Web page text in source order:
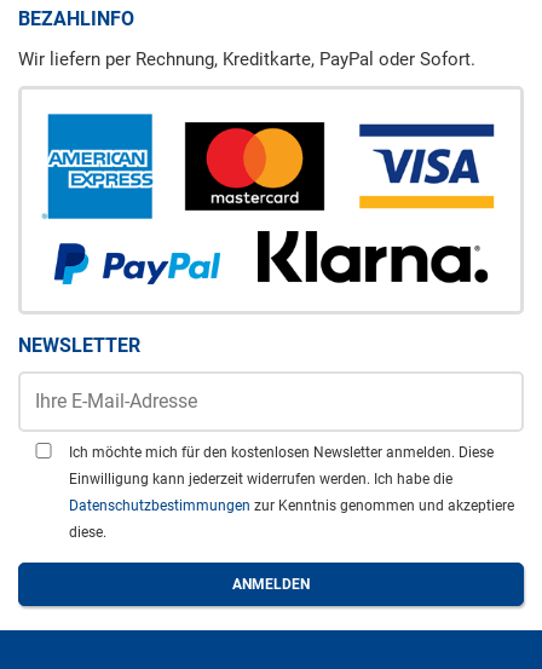
BEZAHLINFO
Wir liefern per Rechnung, Kreditkarte, PayPal oder Sofort.
NEWSLETTER
Ich möchte mich für den kostenlosen Newsletter anmelden. Diese
Einwilligung kann jederzeit widerrufen werden. Ich habe die
Datenschutzbestimmungen zur Kenntnis genommen und akzeptiere
diese.